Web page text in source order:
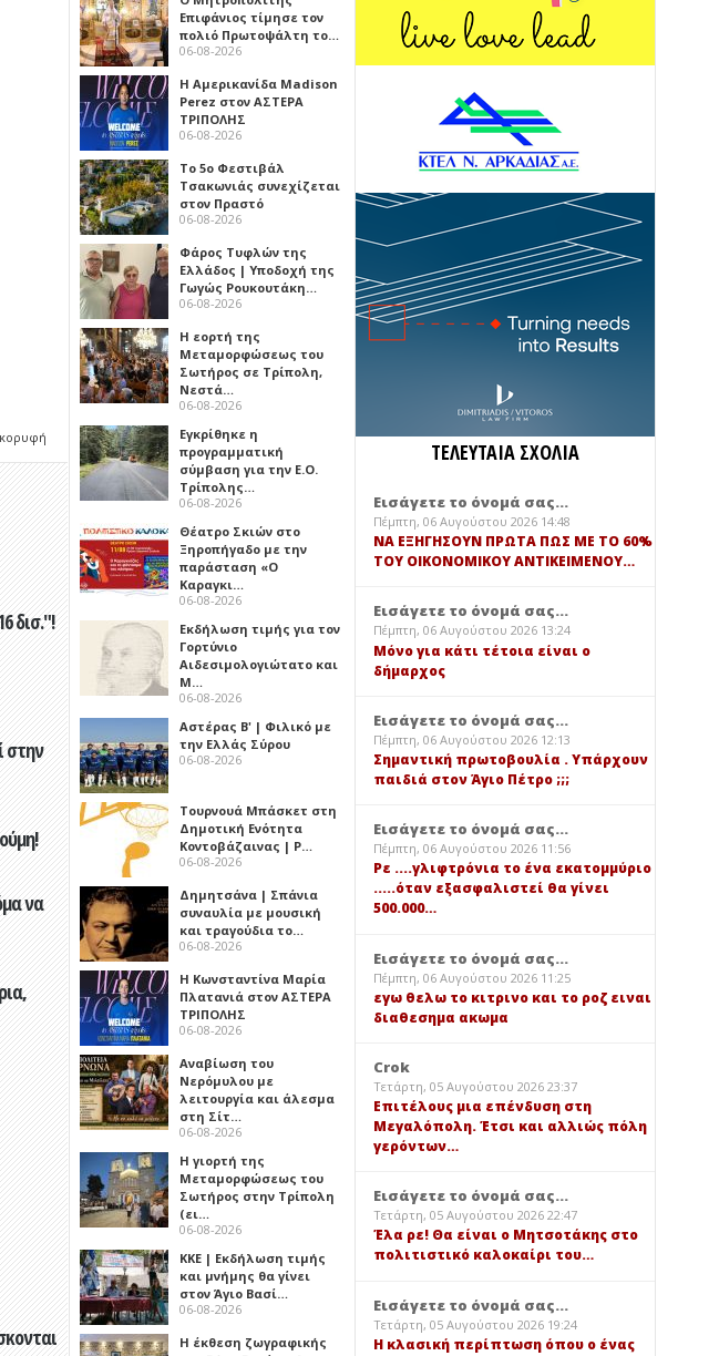
δισ."!
στην
να
Επιφάνιος τίμησε τον
πολιό Πρωτοψάλτη το…
06-08-2026
Η Αμερικανίδα Madison
Perez στον ΑΣΤΕΡΑ
ΤΡΙΠΟΛΗΣ
06-08-2026
Το 5ο Φεστιβάλ
Τσακωνιάς συνεχίζεται
στον Πραστό
06-08-2026
Φάρος Τυφλών της
Ελλάδος | Υποδοχή της
Γωγώς Ρουκουτάκη…
06-08-2026
Η εορτή της
Μεταμορφώσεως του
Σωτήρος σε Τρίπολη,
Νεστά…
06-08-2026
Εγκρίθηκε η
προγραμματική
σύμβαση για την Ε.Ο.
Τρίπολης…
06-08-2026
Θέατρο Σκιών στο
Ξηροπήγαδο με την
παράσταση «Ο
Καραγκι…
06-08-2026
Εκδήλωση τιμής για τον
Γορτύνιο
Αιδεσιμολογιώτατο και
Μ…
06-08-2026
Αστέρας Β' | Φιλικό με
την Ελλάς Σύρου
06-08-2026
Τουρνουά Μπάσκετ στη
Δημοτική Ενότητα
Κοντοβάζαινας | Ρ…
06-08-2026
Δημητσάνα | Σπάνια
συναυλία με μουσική
και τραγούδια το…
06-08-2026
Η Κωνσταντίνα Μαρία
Πλατανιά στον ΑΣΤΕΡΑ
ΤΡΙΠΟΛΗΣ
06-08-2026
Αναβίωση του
Νερόμυλου με
λειτουργία και άλεσμα
στη Σίτ…
06-08-2026
Η γιορτή της
Μεταμορφώσεως του
Σωτήρος στην Τρίπολη
(ει…
06-08-2026
ΚΚΕ | Εκδήλωση τιμής
και μνήμης θα γίνει
στον Άγιο Βασί…
06-08-2026
Η έκθεση ζωγραφικής
ΤΕΛΕΥΤΑΙΑ ΣΧΟΛΙΑ
Εισάγετε το όνομά σας...
Πέμπτη, 06 Αυγούστου 2026 14:48
ΝΑ ΕΞΗΓΗΣΟΥΝ ΠΡΩΤΑ ΠΩΣ ΜΕ ΤΟ 60%
ΤΟΥ ΟΙΚΟΝΟΜΙΚΟΥ ΑΝΤΙΚΕΙΜΕΝΟΥ…
Εισάγετε το όνομά σας...
Πέμπτη, 06 Αυγούστου 2026 13:24
Μόνο για κάτι τέτοια είναι ο
δήμαρχος
Εισάγετε το όνομά σας...
Πέμπτη, 06 Αυγούστου 2026 12:13
Σημαντική πρωτοβουλία . Υπάρχουν
παιδιά στον Άγιο Πέτρο ;;;
Εισάγετε το όνομά σας...
Πέμπτη, 06 Αυγούστου 2026 11:56
Ρε ....γλιφτρόνια το ένα εκατομμύριο
.....όταν εξασφαλιστεί θα γίνει
500.000…
Εισάγετε το όνομά σας...
Πέμπτη, 06 Αυγούστου 2026 11:25
εγω θελω το κιτρινο και το ροζ ειναι
διαθεσημα ακωμα
Crok
Τετάρτη, 05 Αυγούστου 2026 23:37
Επιτέλους μια επένδυση στη
Μεγαλόπολη. Έτσι και αλλιώς πόλη
γερόντων…
Εισάγετε το όνομά σας...
Τετάρτη, 05 Αυγούστου 2026 22:47
Έλα ρε! Θα είναι ο Μητσοτάκης στο
πολιτιστικό καλοκαίρι του…
Εισάγετε το όνομά σας...
Τετάρτη, 05 Αυγούστου 2026 19:24
Η κλασική περίπτωση όπου ο ένας